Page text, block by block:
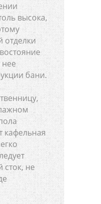
высока,
отделки
нее
бани.
кафельная
сток, не